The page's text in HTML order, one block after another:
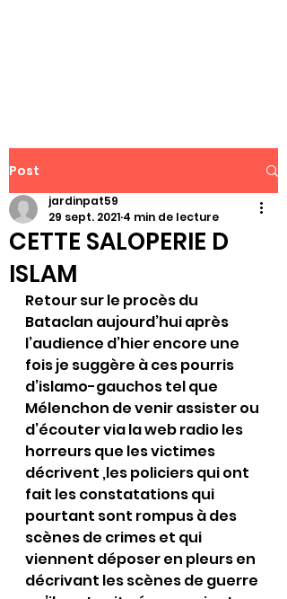
Post
CETTE SALOPERIE D
ISLAM
jardinpat59
29 sept. 2021 4 min de lecture
Retour sur le procès du
Bataclan aujourd’hui après
l’audience d’hier encore une
fois je suggère à ces pourris
d’islamo-gauchos tel que
Mélenchon de venir assister ou
d’écouter via la web radio les
horreurs que les victimes
décrivent ,les policiers qui ont
fait les constatations qui
pourtant sont rompus à des
scènes de crimes et qui
viennent déposer en pleurs en
décrivant les scènes de guerre